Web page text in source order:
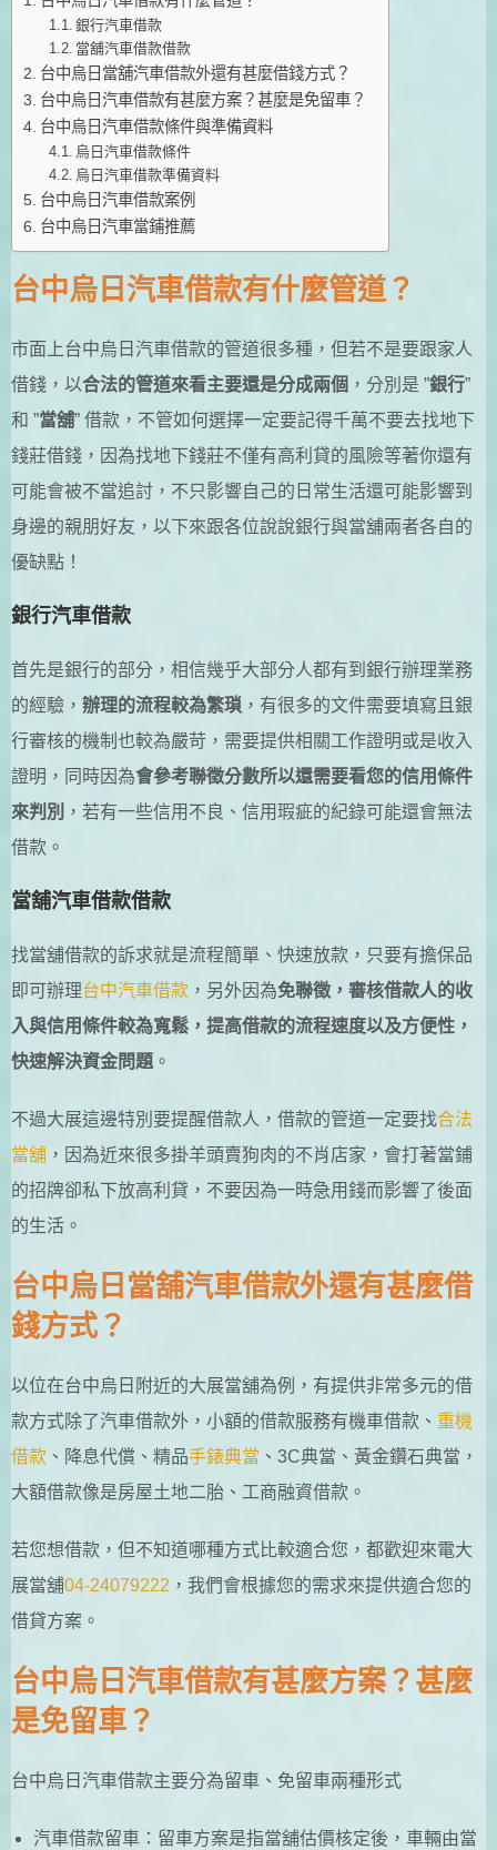
銀行汽車借款
當舖汽車借款借款
台中烏日當舖汽車借款外還有甚麼借錢方式？
台中烏日汽車借款有甚麼方案？甚麼是免留車？
台中烏日汽車借款條件與準備資料
烏日汽車借款條件
烏日汽車借款準備資料
台中烏日汽車借款案例
台中烏日汽車當鋪推薦
台中烏日汽車借款有什麼管道？
市面上台中烏日汽車借款的管道很多種，但若不是要跟家人
借錢，以合法的管道來看主要還是分成兩個 ，分別是 ”銀行”
和 ”當舖” 借款，不管如何選擇一定要記得千萬不要去找地下
錢莊借錢，因為找地下錢莊不僅有高利貸的風險等著你還有
可能會被不當追討，不只影響自己的日常生活還可能影響到
身邊的親朋好友，以下來跟各位說說銀行與當舖兩者各自的
優缺點！
銀行汽車借款
首先是銀行的部分，相信幾乎大部分人都有到銀行辦理業務
的經驗， 辦理的流程較為繁瑣 ，有很多的文件需要填寫且銀
行審核的機制也較為嚴苛，需要提供相關工作證明或是收入
證明，同時因為會參考聯徵分數所以還需要看您的信用條件
來判別 ，若有一些信用不良、信用瑕疵的紀錄可能還會無法
借款。
當舖汽車借款借款
找當舖借款的訴求就是流程簡單、快速放款，只要有擔保品
即可辦理台中汽車借款 ，另外因為免聯徵，審核借款人的收
入與信用條件較為寬鬆，提高借款的流程速度以及方便性，
快速解決資金問題 。
不過大展這邊特別要提醒借款人，借款的管道一定要找合法
當舖 ，因為近來很多掛羊頭賣狗肉的不肖店家，會打著當鋪
的招牌卻私下放高利貸，不要因為一時急用錢而影響了後面
的生活。
台中烏日當舖汽車借款外還有甚麼借
錢方式？
以位在台中烏日附近的大展當舖為例，有提供非常多元的借
款方式除了汽車借款外，小額的借款服務有機車借款、 重機
借款 、降息代償、精品手錶典當 、3C典當、黃金鑽石典當，
大額借款像是房屋土地二胎、工商融資借款。
若您想借款，但不知道哪種方式比較適合您，都歡迎來電大
展當舖04-24079222 ，我們會根據您的需求來提供適合您的
借貸方案。
台中烏日汽車借款有甚麼方案？甚麼
是免留車？
台中烏日汽車借款主要分為留車、免留車兩種形式
汽車借款留車：留車方案是指當舖估價核定後，車輛由當